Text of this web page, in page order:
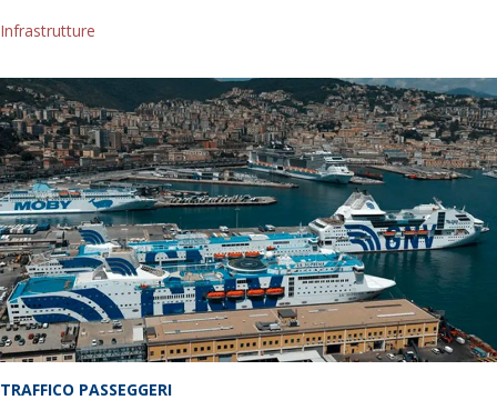
Infrastrutture
TRAFFICO PASSEGGERI